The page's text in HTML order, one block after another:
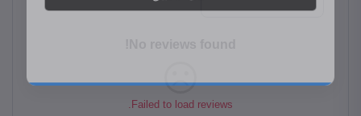
Failed to load reviews.